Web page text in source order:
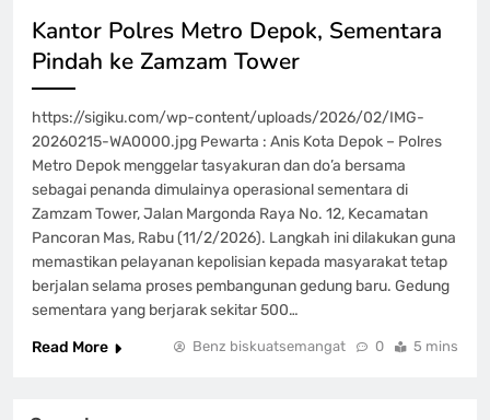
Kantor Polres Metro Depok, Sementara
Pindah ke Zamzam Tower
https://sigiku.com/wp-content/uploads/2026/02/IMG-
20260215-WA0000.jpg Pewarta : Anis Kota Depok – Polres
Metro Depok menggelar tasyakuran dan do’a bersama
sebagai penanda dimulainya operasional sementara di
Zamzam Tower, Jalan Margonda Raya No. 12, Kecamatan
Pancoran Mas, Rabu (11/2/2026). Langkah ini dilakukan guna
memastikan pelayanan kepolisian kepada masyarakat tetap
berjalan selama proses pembangunan gedung baru. Gedung
sementara yang berjarak sekitar 500…
Read More
Benz biskuatsemangat 0 5 mins